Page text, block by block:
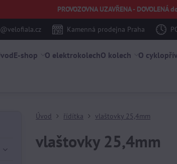
PROVOZOVNA UZAVŘENA -
Kamenná prodejna Praha
E-shop O elektrokolechO kolech O
Úvod řídítka vlaštovky 25,4mm
vlaštovky 25,4mm